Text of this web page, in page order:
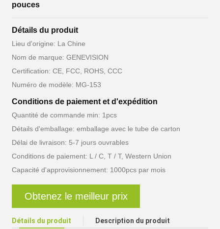
pouces
Détails du produit
Lieu d'origine: La Chine
Nom de marque: GENEVISION
Certification: CE, FCC, ROHS, CCC
Numéro de modèle: MG-153
Conditions de paiement et d'expédition
Quantité de commande min: 1pcs
Détails d'emballage: emballage avec le tube de carton
Délai de livraison: 5-7 jours ouvrables
Conditions de paiement: L / C, T / T, Western Union
Capacité d'approvisionnement: 1000pcs par mois
Obtenez le meilleur prix
Détails du produit Description du produit